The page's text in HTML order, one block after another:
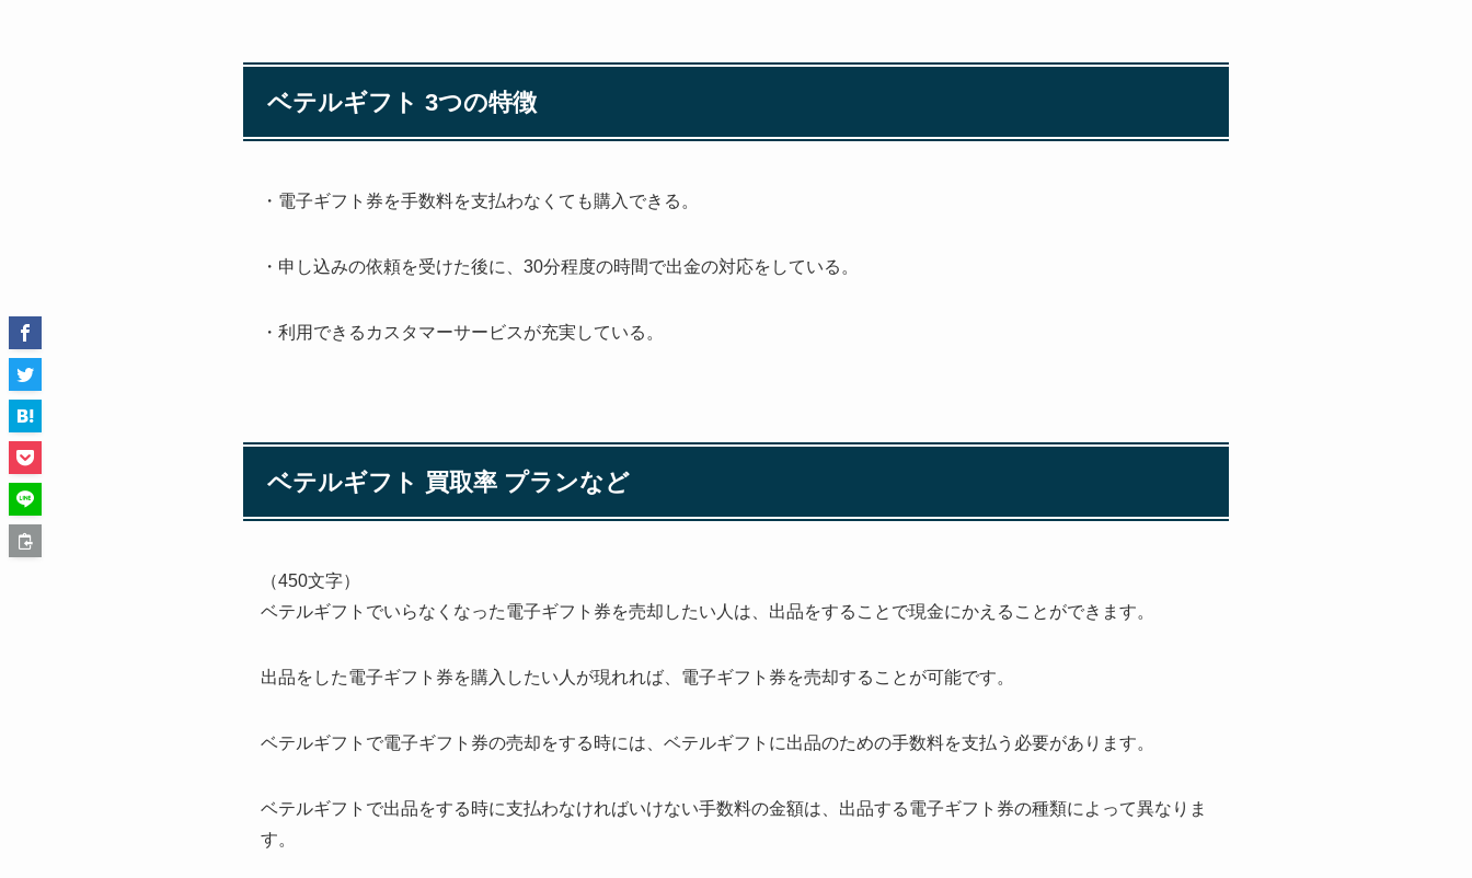
ベテルギフト 3つの特徴
・電子ギフト券を手数料を支払わなくても購入できる。
・申し込みの依頼を受けた後に、30分程度の時間で出金の対応をしている。
・利用できるカスタマーサービスが充実している。
ベテルギフト 買取率 プランなど
（450文字）
ベテルギフトでいらなくなった電子ギフト券を売却したい人は、出品をすることで現金にかえることができます。
出品をした電子ギフト券を購入したい人が現れれば、電子ギフト券を売却することが可能です。
ベテルギフトで電子ギフト券の売却をする時には、ベテルギフトに出品のための手数料を支払う必要があります。
ベテルギフトで出品をする時に支払わなければいけない手数料の金額は、出品する電子ギフト券の種類によって異なりま
す。